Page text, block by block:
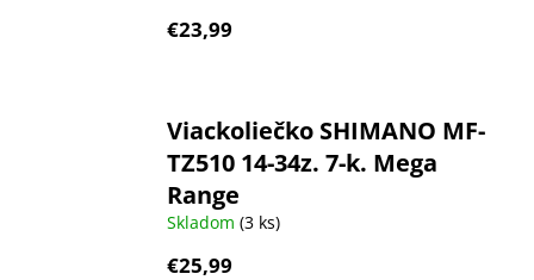
€23,99
Viackoliečko SHIMANO MF-
TZ510 14-34z. 7-k. Mega
Range
Skladom (3 ks)
€25,99